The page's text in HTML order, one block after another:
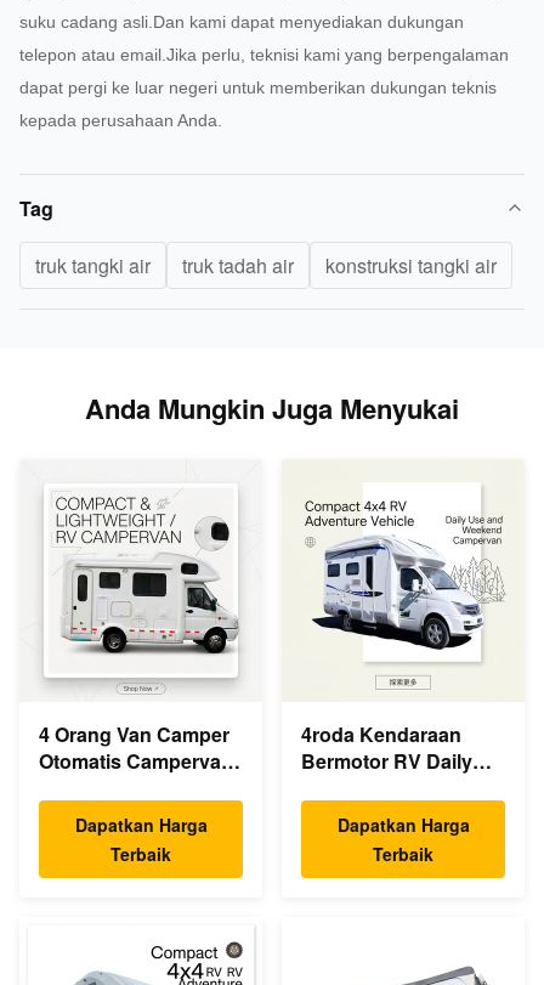
suku cadang asli.Dan kami dapat menyediakan dukungan
telepon atau email.Jika perlu, teknisi kami yang berpengalaman
dapat pergi ke luar negeri untuk memberikan dukungan teknis
kepada perusahaan Anda.
Tag
truk tangki air truk tadah air konstruksi tangki air
Anda Mungkin Juga Menyukai
4 Orang Van Camper
Otomatis Campervan
Dapatkan Harga
Terbaik
4roda Kendaraan
Bermotor RV Daily
Dapatkan Harga
Terbaik